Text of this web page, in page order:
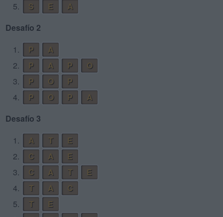
5.
S E
A
Desafío 2
1.
P
A
2.
P A P
O
3.
P O
P
4.
P O P
A
Desafío 3
1.
A T
E
2.
C A
E
3.
C A T
E
4.
T A
C
5.
T
E